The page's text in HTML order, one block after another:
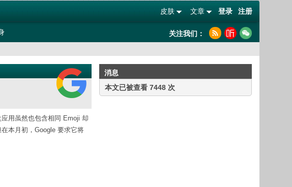
登录 注册
文章
皮肤
关注我们：
消息
本文已被查看 7448 次
应用虽然也包含相同 Emoji 却
本月初，Google 要求它将